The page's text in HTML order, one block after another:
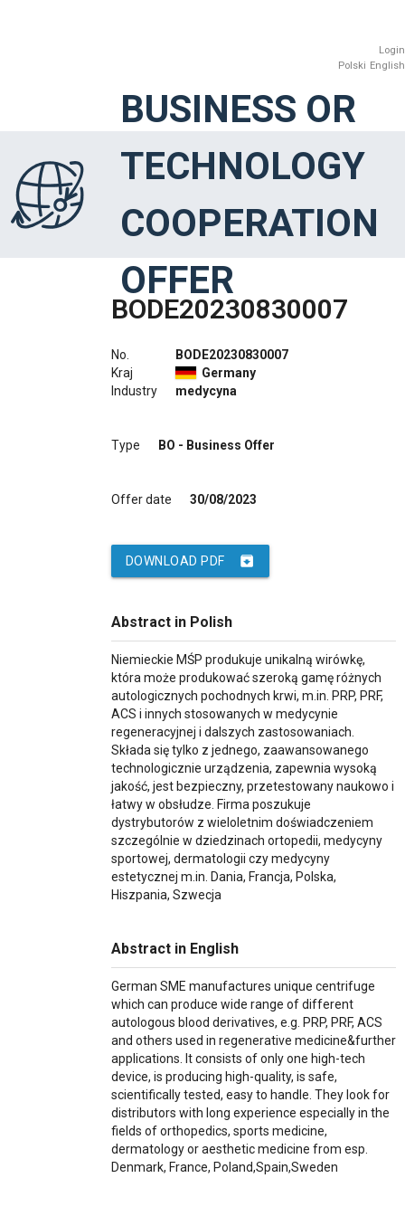
Login
Polski English
BUSINESS OR
TECHNOLOGY
COOPERATION
OFFER
BODE20230830007
No.
Kraj
Industry
BODE20230830007
Germany
medycyna
Type BO - Business Offer
Offer date 30/08/2023
archive
DOWNLOAD PDF
Abstract in Polish
Niemieckie MŚP produkuje unikalną wirówkę,
która może produkować szeroką gamę różnych
autologicznych pochodnych krwi, m.in. PRP, PRF,
ACS i innych stosowanych w medycynie
regeneracyjnej i dalszych zastosowaniach.
Składa się tylko z jednego, zaawansowanego
technologicznie urządzenia, zapewnia wysoką
jakość, jest bezpieczny, przetestowany naukowo i
łatwy w obsłudze. Firma poszukuje
dystrybutorów z wieloletnim doświadczeniem
szczególnie w dziedzinach ortopedii, medycyny
sportowej, dermatologii czy medycyny
estetycznej m.in. Dania, Francja, Polska,
Hiszpania, Szwecja
Abstract in English
German SME manufactures unique centrifuge
which can produce wide range of different
autologous blood derivatives, e.g. PRP, PRF, ACS
and others used in regenerative medicine&further
applications. It consists of only one high-tech
device, is producing high-quality, is safe,
scientifically tested, easy to handle. They look for
distributors with long experience especially in the
fields of orthopedics, sports medicine,
dermatology or aesthetic medicine from esp.
Denmark, France, Poland,Spain,Sweden